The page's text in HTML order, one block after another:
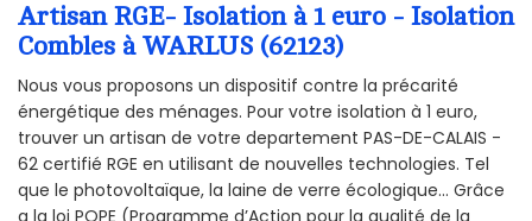
Artisan RGE- Isolation à 1 euro - Isolation
Combles à WARLUS (62123)
Nous vous proposons un dispositif contre la précarité
énergétique des ménages. Pour votre isolation à 1 euro,
trouver un artisan de votre departement PAS-DE-CALAIS -
62 certifié RGE en utilisant de nouvelles technologies. Tel
que le photovoltaïque, la laine de verre écologique... Grâce
a la loi POPE (Programme d’Action pour la qualité de la